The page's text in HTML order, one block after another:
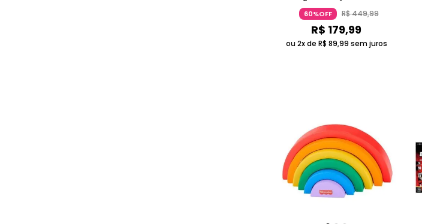
7 Anos Com Guerreiro Piglin Mattel
60%OFF R$449,99
R$ 179,99
ou 2x de R$ 89,99 sem juros